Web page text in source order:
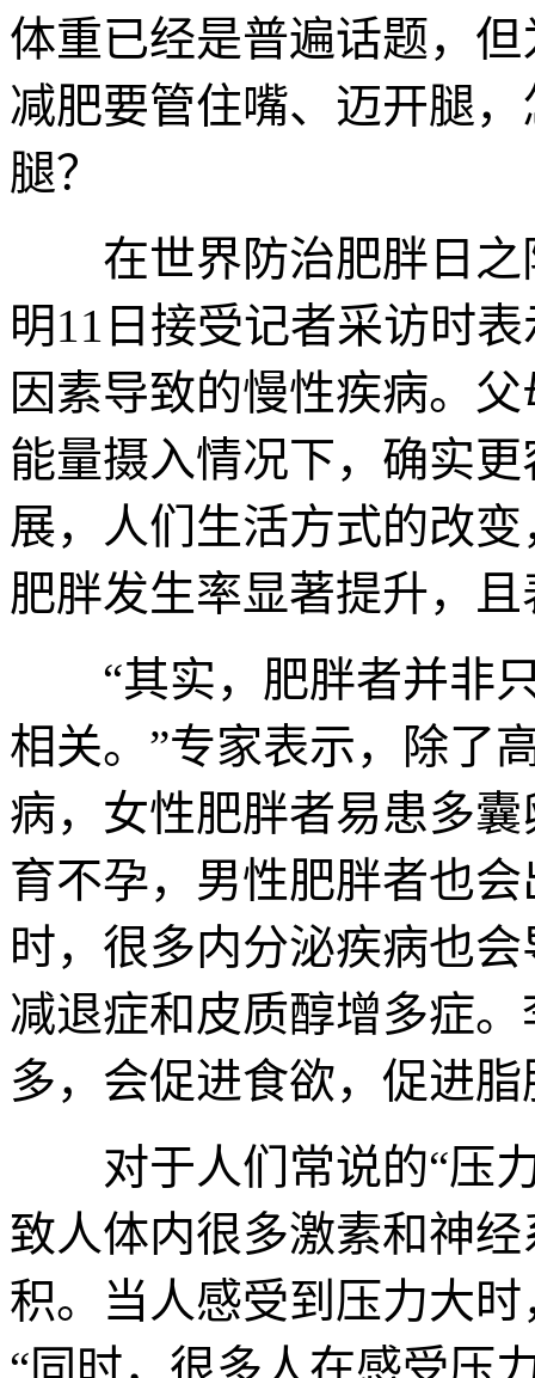
体重已经是普遍话题，
减肥要管住嘴、迈开腿
腿？
在世界防治肥胖日之
明11日接受记者采访时
因素导致的慢性疾病。
能量摄入情况下，确实
展，人们生活方式的改
肥胖发生率显著提升，
“其实，肥胖者并非只
相关。”专家表示，除了
病，女性肥胖者易患多
育不孕，男性肥胖者也
时，很多内分泌疾病也
减退症和皮质醇增多症
多，会促进食欲，促进
对于人们常说的“压力
致人体内很多激素和神
积。当人感受到压力大